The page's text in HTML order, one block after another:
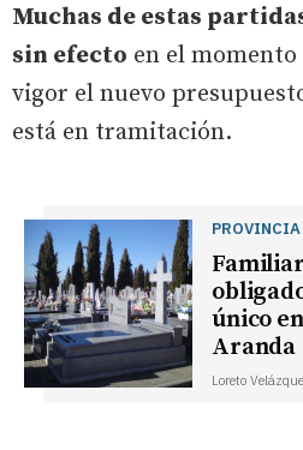
Muchas de estas
sin efecto en el
vigor el nuevo
está en tramitación.
PROVINCIA
único
Aranda
Loreto